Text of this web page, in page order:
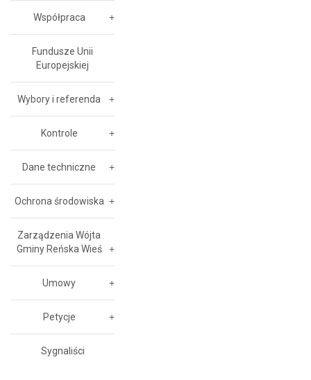
Współpraca
Fundusze Unii
Europejskiej
Wybory i referenda
Kontrole
Dane techniczne
Ochrona środowiska
Zarządzenia Wójta
Gminy Reńska Wieś
Umowy
Petycje
Sygnaliści